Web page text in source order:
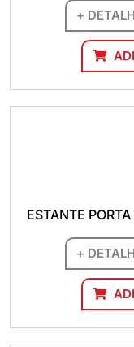
+
ESTANTE
+